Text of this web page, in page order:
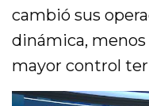
cambió sus
dinámica,
mayor control